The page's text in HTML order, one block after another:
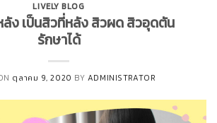
LIVELY BLOG
ง เป็นสิวที่หลัง สิวผด สิวอุดตัน
รักษาได้
ตุลาคม 9, 2020 BY ADMINISTRATOR